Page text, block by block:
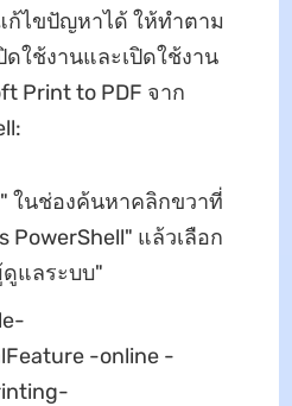
ก้ไขปัญหาได้ ให้ทําตาม
ใช้งานและเปิดใช้งาน
Print to PDF จาก
ในช่องค้นหาคลิกขวาที่
PowerShell" แล้วเลือก
ดูแลระบบ"
-online -